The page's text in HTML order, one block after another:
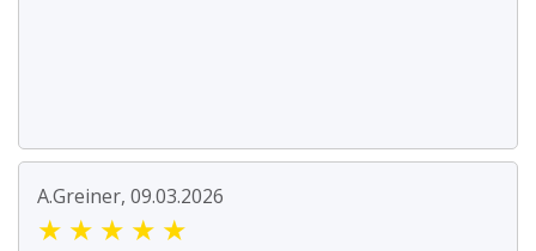
A.Greiner, 09.03.2026
★ ★ ★ ★ ★